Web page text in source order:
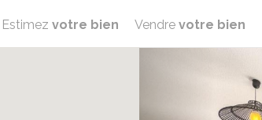
Estimez votre bien Vendre votre bien